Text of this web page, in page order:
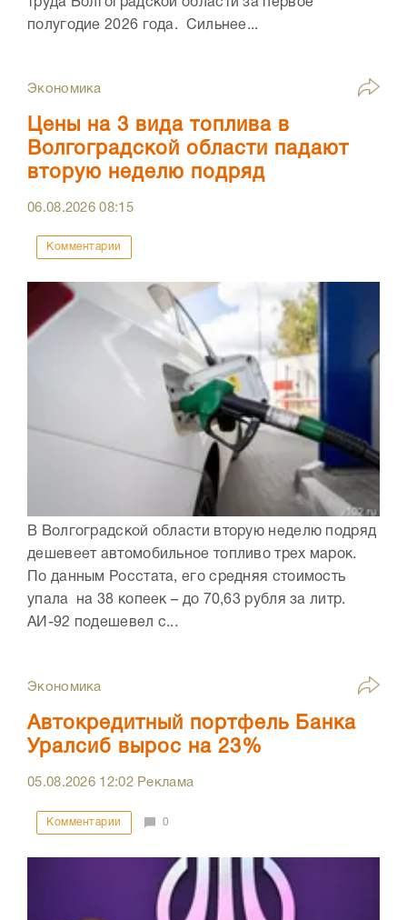
полугодие 2026 года. Сильнее...
Экономика
Цены на 3 вида топлива в
Волгоградской области падают
вторую неделю подряд
06.08.202608:15
Комментарии
В Волгоградской области вторую неделю подряд
дешевеет автомобильное топливо трех марок.
По данным Росстата, его средняя стоимость
упала на 38 копеек – до 70,63 рубля за литр.
АИ-92 подешевел с...
Экономика
Автокредитный портфель Банка
Уралсиб вырос на 23%
05.08.2026 12:02Реклама
Комментарии 0